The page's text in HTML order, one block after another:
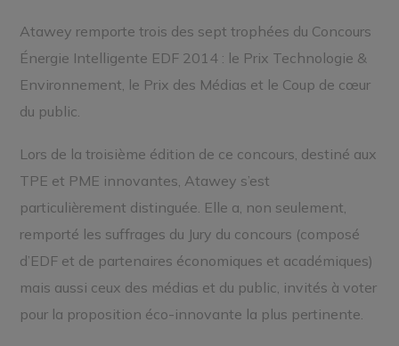
Atawey remporte trois des sept trophées du Concours
Énergie Intelligente EDF 2014 : le Prix Technologie &
Environnement, le Prix des Médias et le Coup de cœur
du public.
Lors de la troisième édition de ce concours, destiné aux
TPE et PME innovantes, Atawey s’est
particulièrement distinguée. Elle a, non seulement,
remporté les suffrages du Jury du concours (composé
d’EDF et de partenaires économiques et académiques)
mais aussi ceux des médias et du public, invités à voter
pour la proposition éco-innovante la plus pertinente.